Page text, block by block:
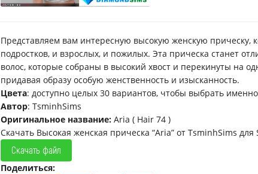
Представляем вам интересную высокую женскую прическу,
подростков, и взрослых, и пожилых. Эта прическа станет
волос, которые собраны в высокий хвост и перекинуты на
придавая образу особую женственность и изысканность.
Цвета: доступно целых 30 вариантов, чтобы выбрать
Автор: TsminhSims
Оригинальное название: Aria ( Hair 74 )
Скачать Высокая женская прическа “Aria” от TsminhSims для
Скачать файл
Поделиться: